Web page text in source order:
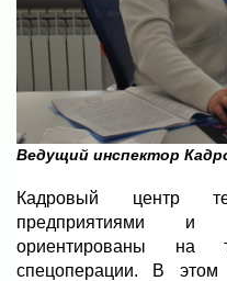
Ведущий инспектор
Кадровый центр
предприятиями и
ориентированы на
спецоперации. В этом